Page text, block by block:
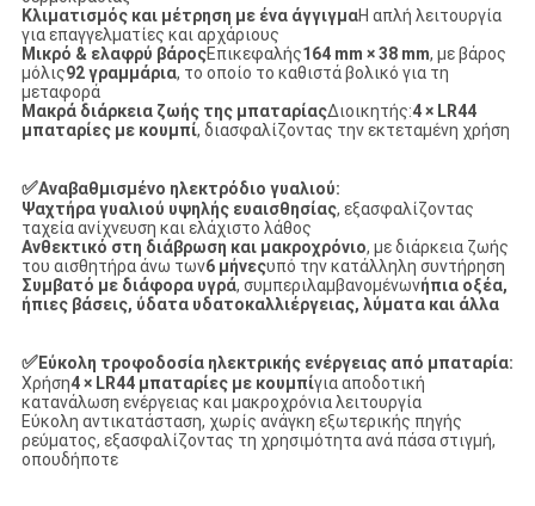
Κλιματισμός και μέτρηση με ένα άγγιγμαΗ απλή λειτουργία
για επαγγελματίες και αρχάριους
Μικρό & ελαφρύ βάροςΕπικεφαλής164 mm × 38 mm, με βάρος
μόλις92 γραμμάρια, το οποίο το καθιστά βολικό για τη
μεταφορά
Μακρά διάρκεια ζωής της μπαταρίαςΔιοικητής:4 × LR44
μπαταρίες με κουμπί, διασφαλίζοντας την εκτεταμένη χρήση
✅Αναβαθμισμένο ηλεκτρόδιο γυαλιού:
Ψαχτήρα γυαλιού υψηλής ευαισθησίας, εξασφαλίζοντας
ταχεία ανίχνευση και ελάχιστο λάθος
Ανθεκτικό στη διάβρωση και μακροχρόνιο, με διάρκεια ζωής
του αισθητήρα άνω των6 μήνεςυπό την κατάλληλη συντήρηση
Συμβατό με διάφορα υγρά, συμπεριλαμβανομένωνήπια οξέα,
ήπιες βάσεις, ύδατα υδατοκαλλιέργειας, λύματα και άλλα
✅Εύκολη τροφοδοσία ηλεκτρικής ενέργειας από μπαταρία:
Χρήση4 × LR44 μπαταρίες με κουμπίγια αποδοτική
κατανάλωση ενέργειας και μακροχρόνια λειτουργία
Εύκολη αντικατάσταση, χωρίς ανάγκη εξωτερικής πηγής
ρεύματος, εξασφαλίζοντας τη χρησιμότητα ανά πάσα στιγμή,
οπουδήποτε